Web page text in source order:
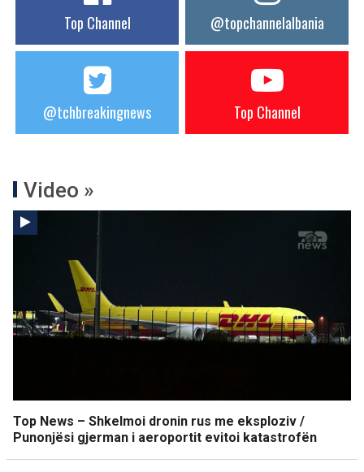
Top Channel @topchannelalbania
@tchbreakingnews Top Channel
Video »
Top News – Shkelmoi dronin rus me eksploziv /
Punonjësi gjerman i aeroportit evitoi katastrofën